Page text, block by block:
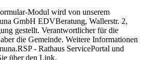
Modul wird von unserem
GmbH EDVBeratung, Wallerstr. 2,
gestellt. Verantwortlicher für die
die Gemeinde. Weitere Informationen
- Rathaus ServicePortal und
über den Link.